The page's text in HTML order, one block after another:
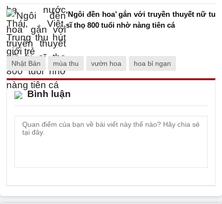
‘Ngôi đền hoa’ gắn với truyền thuyết nữ tu
sĩ thọ 800 tuổi nhờ nàng tiên cá
Nhật Bản mùa thu vườn hoa hoa bỉ ngạn
Bình luận